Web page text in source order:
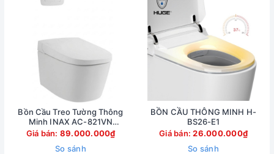
Bồn Cầu Treo Tường Thông
Minh INAX AC-821VN
(AC821VN)
Giá bán: 89.000.000₫
So sánh
BỒN CẦU THÔNG MINH H-
BS26-E1
Giá bán:26.000.000₫
So sánh